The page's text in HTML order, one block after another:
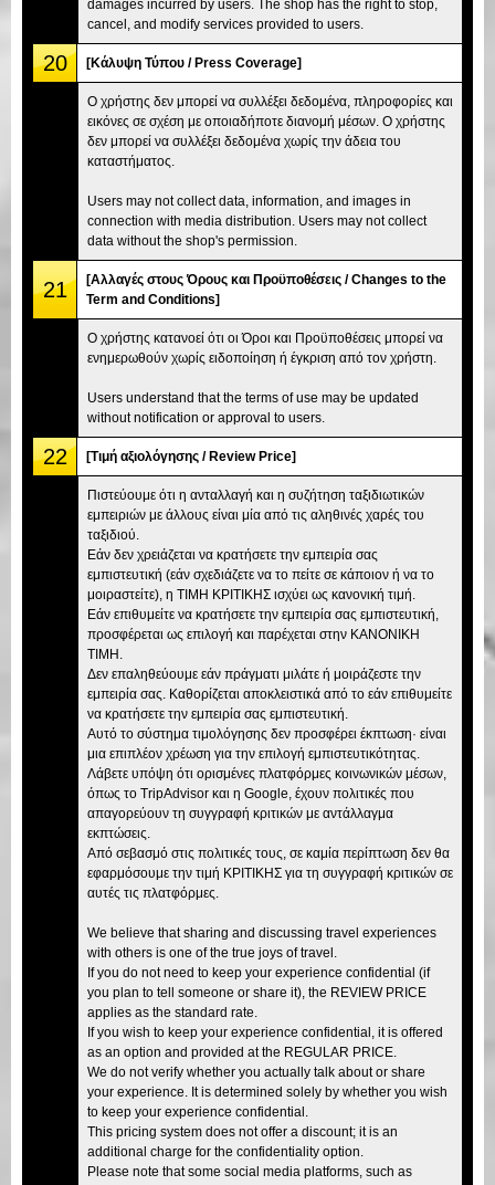
damages incurred by users. The shop has the right to stop,
cancel, and modify services provided to users.
20 [Κάλυψη Τύπου / Press Coverage]
Ο χρήστης δεν μπορεί να συλλέξει δεδομένα, πληροφορίες και
εικόνες σε σχέση με οποιαδήποτε διανομή μέσων. Ο χρήστης
δεν μπορεί να συλλέξει δεδομένα χωρίς την άδεια του
καταστήματος.
Users may not collect data, information, and images in
connection with media distribution. Users may not collect
data without the shop's permission.
21
[Αλλαγές στους Όρους και Προϋποθέσεις / Changes to the
Term and Conditions]
Ο χρήστης κατανοεί ότι οι Όροι και Προϋποθέσεις μπορεί να
ενημερωθούν χωρίς ειδοποίηση ή έγκριση από τον χρήστη.
Users understand that the terms of use may be updated
without notification or approval to users.
22 [Τιμή αξιολόγησης / Review Price]
Πιστεύουμε ότι η ανταλλαγή και η συζήτηση ταξιδιωτικών
εμπειριών με άλλους είναι μία από τις αληθινές χαρές του
ταξιδιού.
Εάν δεν χρειάζεται να κρατήσετε την εμπειρία σας
εμπιστευτική (εάν σχεδιάζετε να το πείτε σε κάποιον ή να το
μοιραστείτε), η ΤΙΜΗ ΚΡΙΤΙΚΗΣ ισχύει ως κανονική τιμή.
Εάν επιθυμείτε να κρατήσετε την εμπειρία σας εμπιστευτική,
προσφέρεται ως επιλογή και παρέχεται στην ΚΑΝΟΝΙΚΗ
ΤΙΜΗ.
Δεν επαληθεύουμε εάν πράγματι μιλάτε ή μοιράζεστε την
εμπειρία σας. Καθορίζεται αποκλειστικά από το εάν επιθυμείτε
να κρατήσετε την εμπειρία σας εμπιστευτική.
Αυτό το σύστημα τιμολόγησης δεν προσφέρει έκπτωση· είναι
μια επιπλέον χρέωση για την επιλογή εμπιστευτικότητας.
Λάβετε υπόψη ότι ορισμένες πλατφόρμες κοινωνικών μέσων,
όπως το TripAdvisor και η Google, έχουν πολιτικές που
απαγορεύουν τη συγγραφή κριτικών με αντάλλαγμα
εκπτώσεις.
Από σεβασμό στις πολιτικές τους, σε καμία περίπτωση δεν θα
εφαρμόσουμε την τιμή ΚΡΙΤΙΚΗΣ για τη συγγραφή κριτικών σε
αυτές τις πλατφόρμες.
We believe that sharing and discussing travel experiences
with others is one of the true joys of travel.
If you do not need to keep your experience confidential (if
you plan to tell someone or share it), the REVIEW PRICE
applies as the standard rate.
If you wish to keep your experience confidential, it is offered
as an option and provided at the REGULAR PRICE.
We do not verify whether you actually talk about or share
your experience. It is determined solely by whether you wish
to keep your experience confidential.
This pricing system does not offer a discount; it is an
additional charge for the confidentiality option.
Please note that some social media platforms, such as